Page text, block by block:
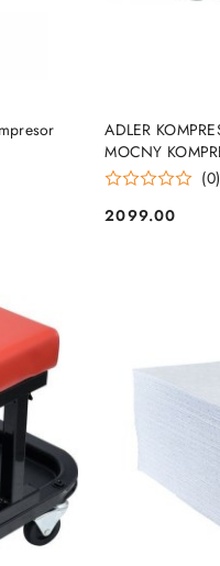
ADLER
MOCNY
230V
(0)
Cena:
2099.00